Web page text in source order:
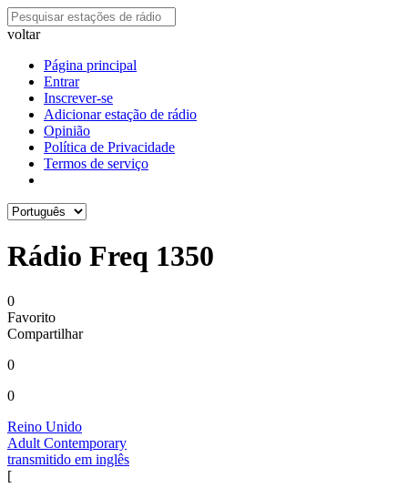
voltar
Página principal
Entrar
Inscrever-se
Adicionar estação de rádio
Opinião
Política de Privacidade
Termos de serviço
Rádio Freq 1350
0
Favorito
Compartilhar
0
0
Reino Unido
Adult Contemporary
transmitido em inglês
[